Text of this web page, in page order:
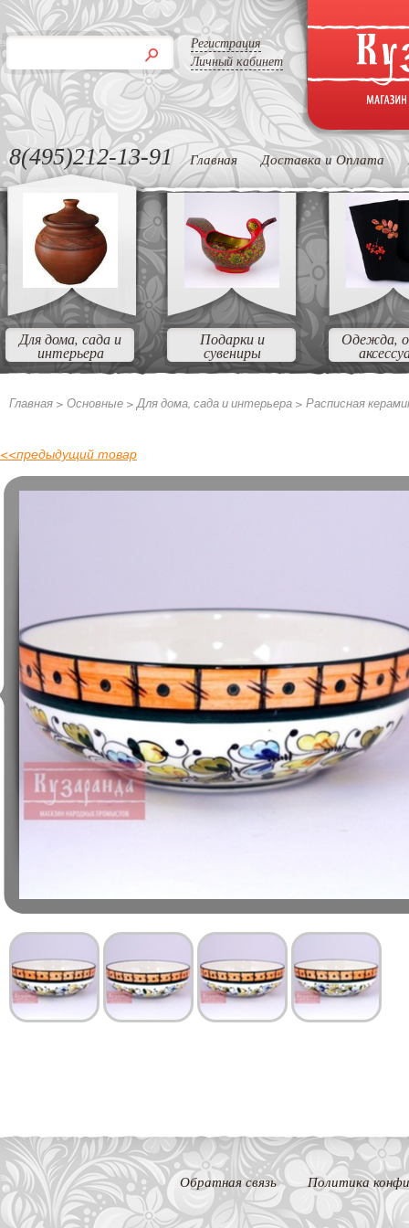
Регистрация
Личный кабинет
8(495)212-13-91 Главная Доставка и Оплата
Для дома, сада и
интерьера
Подарки и
сувениры
Одежда,
Главная > Основные >Для дома, сада и интерьера > Расписная
<<предыдущий товар
Обратная связь Политика